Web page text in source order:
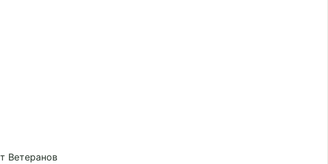
Ветеранов